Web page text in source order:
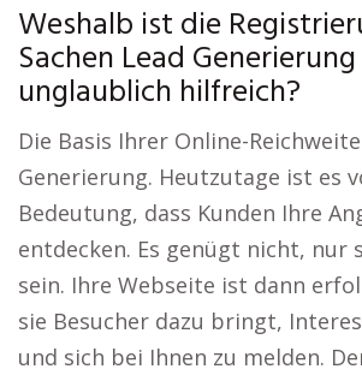
Weshalb ist die
Sachen Lead
unglaublich hilfreich?
Die Basis Ihrer Online-
Generierung. Heutzutage ist es
Bedeutung, dass Kunden Ihre
entdecken. Es genügt nicht, nur
sein. Ihre Webseite ist dann
sie Besucher dazu bringt,
und sich bei Ihnen zu melden.